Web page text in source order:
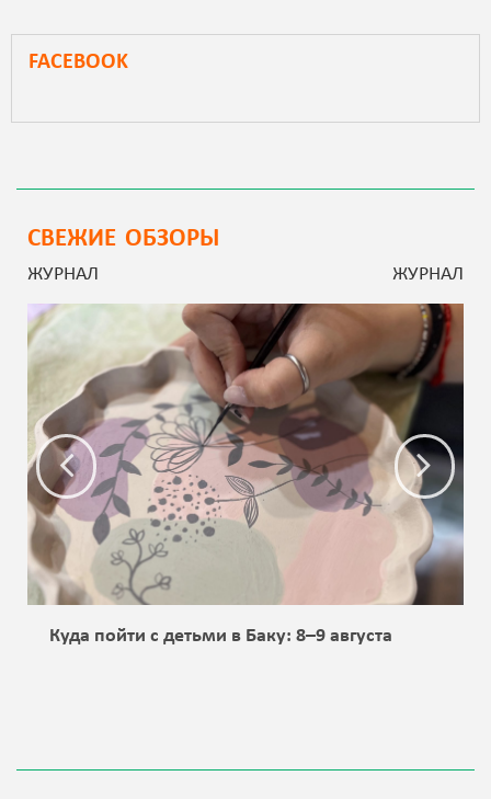
FACEBOOK
СВЕЖИЕ ОБЗОРЫ
ЖУРНАЛ ЖУРНАЛ
Куда пойти с детьми в Баку: 8–9 августа